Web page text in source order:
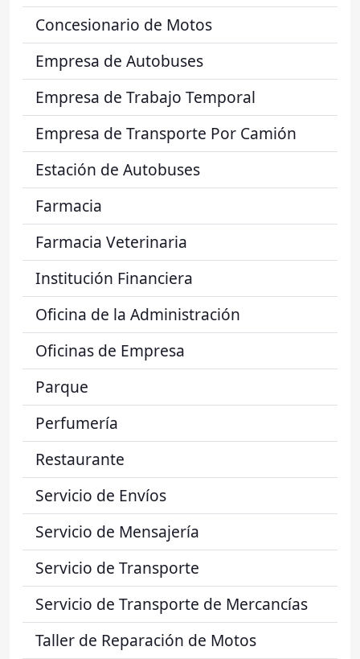
Concesionario de Motos
Empresa de Autobuses
Empresa de Trabajo Temporal
Empresa de Transporte Por Camión
Estación de Autobuses
Farmacia
Farmacia Veterinaria
Institución Financiera
Oficina de la Administración
Oficinas de Empresa
Parque
Perfumería
Restaurante
Servicio de Envíos
Servicio de Mensajería
Servicio de Transporte
Servicio de Transporte de Mercancías
Taller de Reparación de Motos